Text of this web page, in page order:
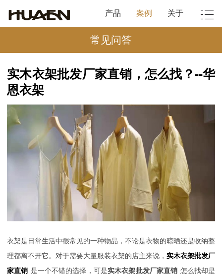
产品 案例 关于
常见问答
实木衣架批发厂家直销，怎么找？--华
恩衣架
衣架是日常生活中很常见的一种物品，不论是衣物的晾晒还是收纳整
理都离不开它。对于需要大量服装衣架的店主来说， 实木衣架批发厂
家直销 是一个不错的选择，可是实木衣架批发厂家直销 怎么找却是